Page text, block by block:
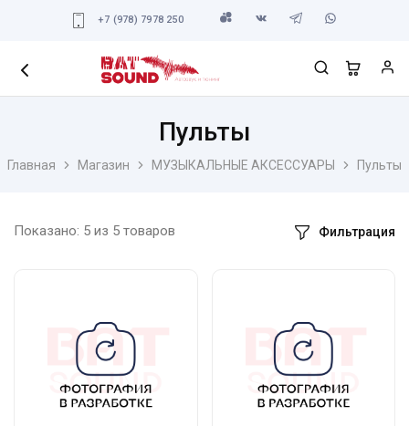
+7 (978) 7978 250
Главная Магазин МУЗЫКАЛЬНЫЕ АКСЕССУАРЫ Пульты
Пульты
Показано: 5 из 5 товаров Фильтрация